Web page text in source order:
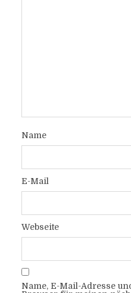
Name
E-Mail
Webseite
Name, E-Mail-Adresse